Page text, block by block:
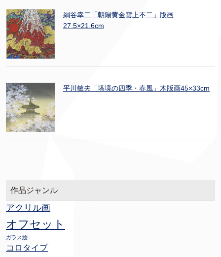
絹谷幸二「朝陽黄金雲上不二」版画
27.5×21.6cm
平川敏夫「塔境の四季・春風」木版画45×33cm
作品ジャンル
アクリル画
オフセット
ガラス絵
コロタイプ